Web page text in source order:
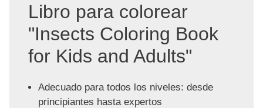
Libro para colorear
"Insects Coloring Book
for Kids and Adults"
Adecuado para todos los niveles: desde
principiantes hasta expertos